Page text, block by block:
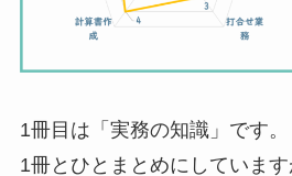
1冊目は「実務の知識」です。
1冊とひとまとめにしていま